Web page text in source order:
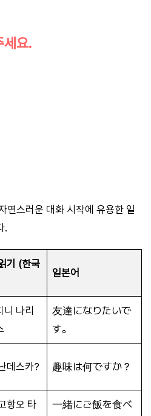
세요.
연스러운 대화 시작에 유용한 일
.
기 (한국
일본어
니 나리
友達になりたいで
す。
데스카? 趣味は何ですか？
항오 타
一緒にご飯を食べ